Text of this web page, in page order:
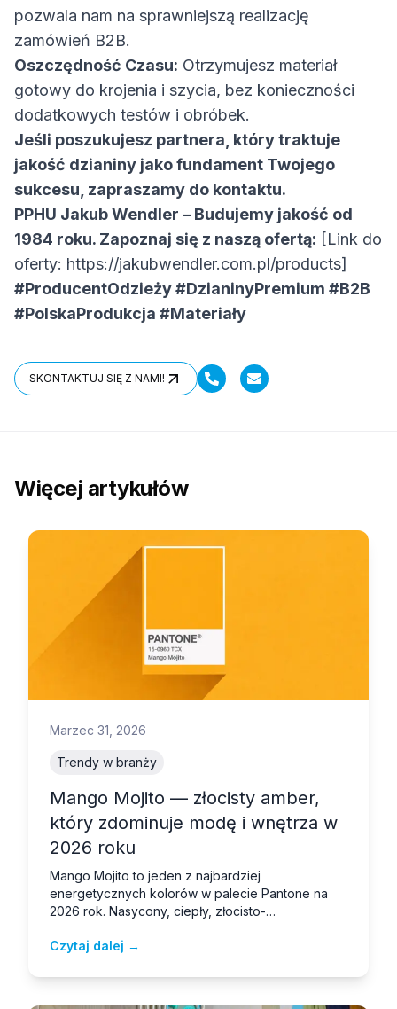
pozwala nam na sprawniejszą realizację
zamówień B2B.
Oszczędność Czasu: Otrzymujesz materiał
gotowy do krojenia i szycia, bez konieczności
dodatkowych testów i obróbek.
Jeśli poszukujesz partnera, który traktuje
jakość dzianiny jako fundament Twojego
sukcesu, zapraszamy do kontaktu.
PPHU Jakub Wendler – Budujemy jakość od
1984 roku. Zapoznaj się z naszą ofertą: [Link do
oferty: https://jakubwendler.com.pl/products]
#ProducentOdzieży #DzianinyPremium #B2B
#PolskaProdukcja #Materiały
SKONTAKTUJ SIĘ Z NAMI!
SKONTAKTUJ SIĘ Z NAMI!
Więcej artykułów
Marzec 31, 2026
Trendy w branży
Mango Mojito — złocisty amber,
który zdominuje modę i wnętrza w
2026 roku
Mango Mojito to jeden z najbardziej
energetycznych kolorów w palecie Pantone na
2026 rok. Nasycony, ciepły, złocisto-
natychmiast kojarzy się z latem, świeżością i
dzianin to kolor wymagający precyzji
Czytaj dalej →